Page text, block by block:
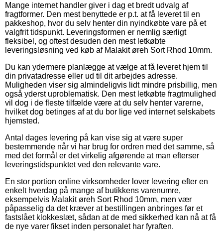
Mange internet handler giver i dag et bredt udvalg af
fragtformer. Den mest benyttede er p.t. at få leveret til en
pakkeshop, hvor du selv henter din nyindkøbte vare på et
valgfrit tidspunkt. Leveringsformen er nemlig særligt
fleksibel, og oftest desuden den mest letkøbte
leveringsløsning ved køb af Malakit øreh Sort Rhod 10mm.
Du kan ydermere planlægge at vælge at få leveret hjem til
din privatadresse eller ud til dit arbejdes adresse.
Muligheden viser sig almindeligvis lidt mindre prisbillig, men
også yderst uproblematisk. Den mest letkøbte fragtmulighed
vil dog i de fleste tilfælde være at du selv henter varerne,
hvilket dog betinges af at du bor lige ved internet selskabets
hjemsted.
Antal dages levering på kan vise sig at være super
bestemmende når vi har brug for ordren med det samme, så
med det formål er det virkelig afgørende at man efterser
leveringstidspunktet ved den relevante vare.
En stor portion online virksomheder lover levering efter en
enkelt hverdag på mange af butikkens varenumre,
eksempelvis Malakit øreh Sort Rhod 10mm, men vær
påpasselig da det kræver at bestillingen anbringes før et
fastslået klokkeslæt, sådan at de med sikkerhed kan nå at få
de nye varer fikset inden personalet har fyraften.